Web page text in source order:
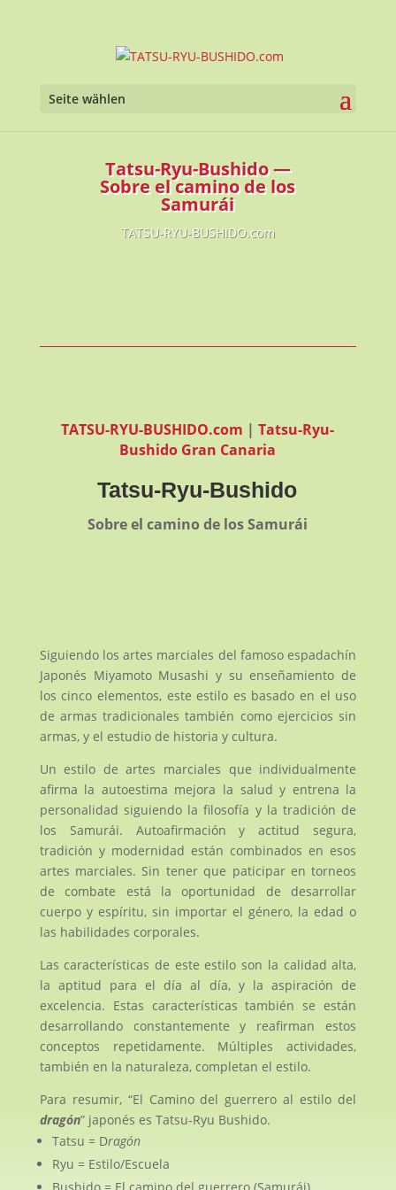
Seite wählen
Tatsu-Ryu-Bushido —
Sobre el camino de los
Samurái
TATSU-RYU-BUSHIDO.com
TATSU-RYU-BUSHIDO.com | Tatsu-Ryu-
Bushido Gran Canaria
Tatsu-Ryu-Bushido
Sobre el camino de los Samurái
Siguiendo los artes marciales del famoso espadachín
Japonés Miyamoto Musashi y su enseñamiento de
los cinco elementos, este estilo es basado en el uso
de armas tradicionales también como ejercicios sin
armas, y el estudio de historia y cultura.
Un estilo de artes marciales que individualmente
afirma la autoestima mejora la salud y entrena la
personalidad siguiendo la filosofía y la tradición de
los Samurái. Autoafirmación y actitud segura,
tradición y modernidad están combinados en esos
artes marciales. Sin tener que paticipar en torneos
de combate está la oportunidad de desarrollar
cuerpo y espíritu, sin importar el género, la edad o
las habilidades corporales.
Las características de este estilo son la calidad alta,
la aptitud para el día al día, y la aspiración de
excelencia. Estas características también se están
desarrollando constantemente y reafirman estos
conceptos repetidamente. Múltiples actividades,
también en la naturaleza, completan el estilo.
Para resumir, “El Camino del guerrero al estilo del
dragón” japonés es Tatsu-Ryu Bushido.
Tatsu = Dragón
Ryu = Estilo/Escuela